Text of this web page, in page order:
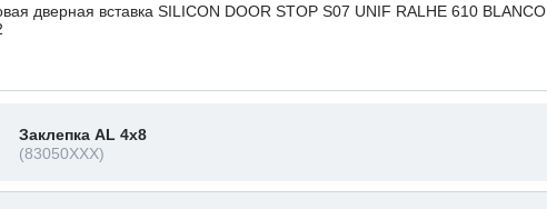
дверная вставка SILICON DOOR STOP S07 UNIF RALHE 610 BLANCO
Заклепка AL 4x8
(83050XXX)